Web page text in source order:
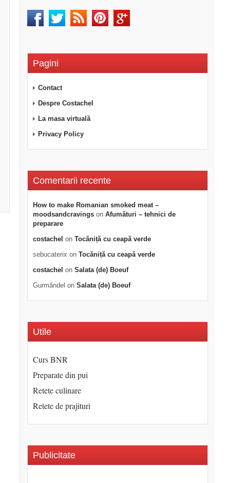
Pagini
Contact
Despre Costachel
La masa virtuală
Privacy Policy
Comentarii recente
How to make Romanian smoked meat –
moodsandcravings on Afumături – tehnici de
preparare
costachel on Tocăniță cu ceapă verde
sebucaterix on Tocăniță cu ceapă verde
costachel on Salata (de) Boeuf
Gurmăndel on Salata (de) Boeuf
Utile
Curs BNR
Preparate din pui
Retete culinare
Retete de prajituri
Publicitate